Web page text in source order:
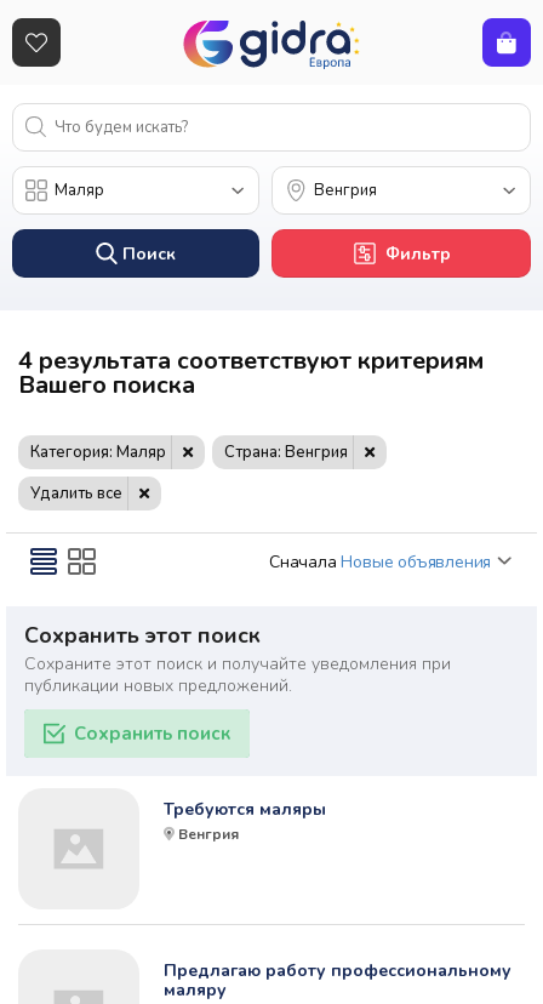
Поиск Фильтр
4 результата соответствуют критериям
Вашего поиска
Категория: Маляр
Страна: Венгрия
Удалить все
Сначала Новые объявления
Сохранить этот поиск
Сохраните этот поиск и получайте уведомления при
публикации новых предложений.
Сохранить поиск
Требуются маляры
Венгрия
Предлагаю работу профессиональному
маляру